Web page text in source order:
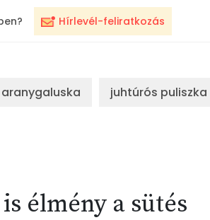
Hírlevél-feliratkozás
aranygaluska juhtúrós puliszka
élmény a sütés